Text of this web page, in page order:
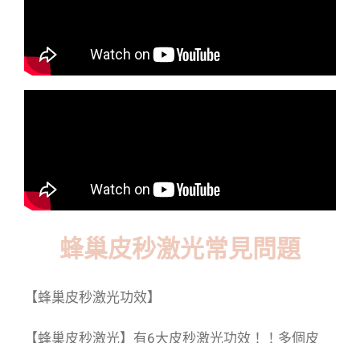
蜂巢皮秒激光常見問題
【蜂巢皮秒激光功效】
【蜂巢皮秒激光】有6大皮秒激光功效！！多個皮